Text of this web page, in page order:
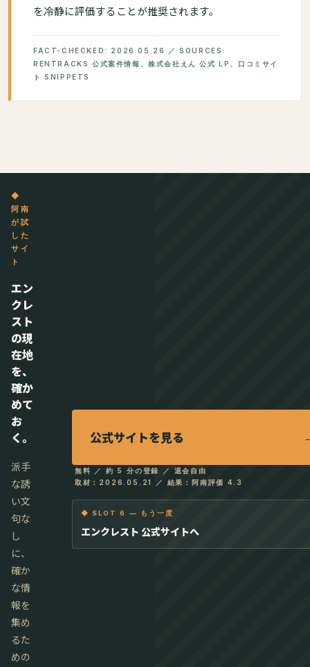
を冷静に評価することが推奨されます。
FACT-CHECKED: 2026.05.26 ／ SOURCES:
RENTRACKS 公式案件情報、株式会社えん 公式 LP、口コミサイ
ト SNIPPETS
◆
阿南
が試
した
サイ
ト
エン
クレ
スト
の現
在地
を、
確か
めて
お
く。
派手
な誘
い文
句な
し
に、
確か
な情
報を
集め
るた
めの
公式サイトを見る
無料 ／ 約 5 分の登録 ／ 退会自由
取材：2026.05.21 ／ 結果：阿南評価 4.3
◆ SLOT 6 — もう一度
エンクレスト 公式サイトへ